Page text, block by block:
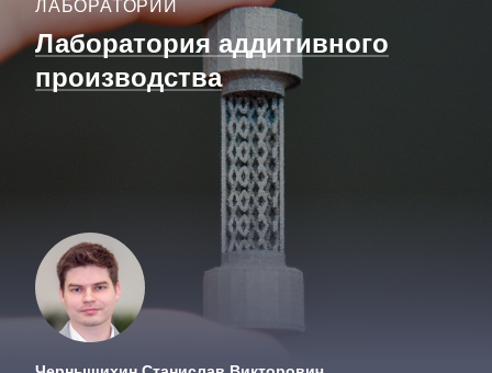
ЛАБОРАТОРИИ
Лаборатория аддитивного
производства